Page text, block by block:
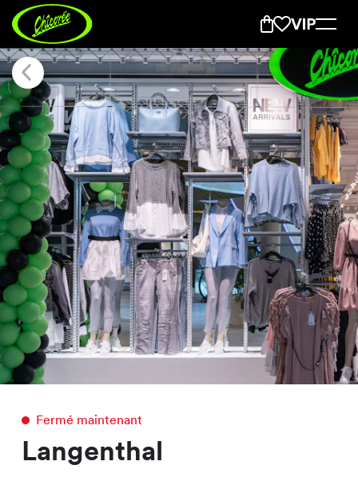
Langenthal
Fermé maintenant
Langenthal